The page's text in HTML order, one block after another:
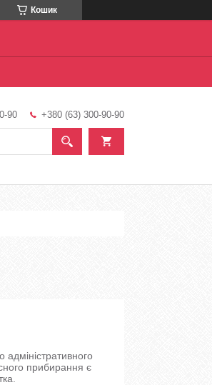
Кошик
90 +380 (63) 300-90-90
прибирання є